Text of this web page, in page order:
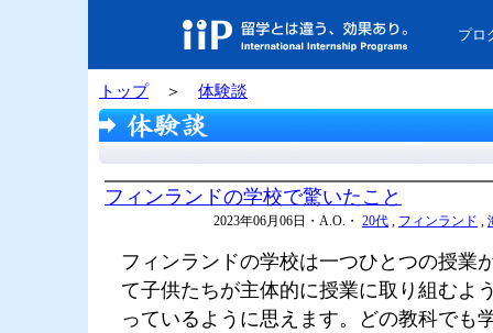
プロ
トップ＞ 体験談
フィンランドの学校で驚いたこと
2023年06月06日・A.O.・ 20代 , フィンランド ,
フィンランドの学校は一つひとつの授業
て子供たちが主体的に授業に取り組むよ
っているように思えます。どの教科でも